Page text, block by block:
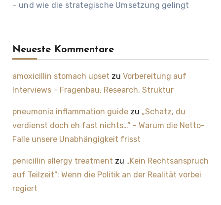
– und wie die strategische Umsetzung gelingt
Neueste Kommentare
amoxicillin stomach upset zu Vorbereitung auf
Interviews – Fragenbau, Research, Struktur
pneumonia inflammation guidezu „Schatz, du
verdienst doch eh fast nichts…“ – Warum die Netto-
Falle unsere Unabhängigkeit frisst
penicillin allergy treatment zu „Kein Rechtsanspruch
auf Teilzeit“: Wenn die Politik an der Realität vorbei
regiert